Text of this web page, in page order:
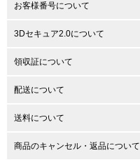
お客様番号について
3Dセキュア2.0について
領収証について
配送について
送料について
商品のキャンセル・返品について